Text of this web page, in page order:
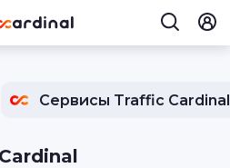
Сервисы Traffic Cardinal